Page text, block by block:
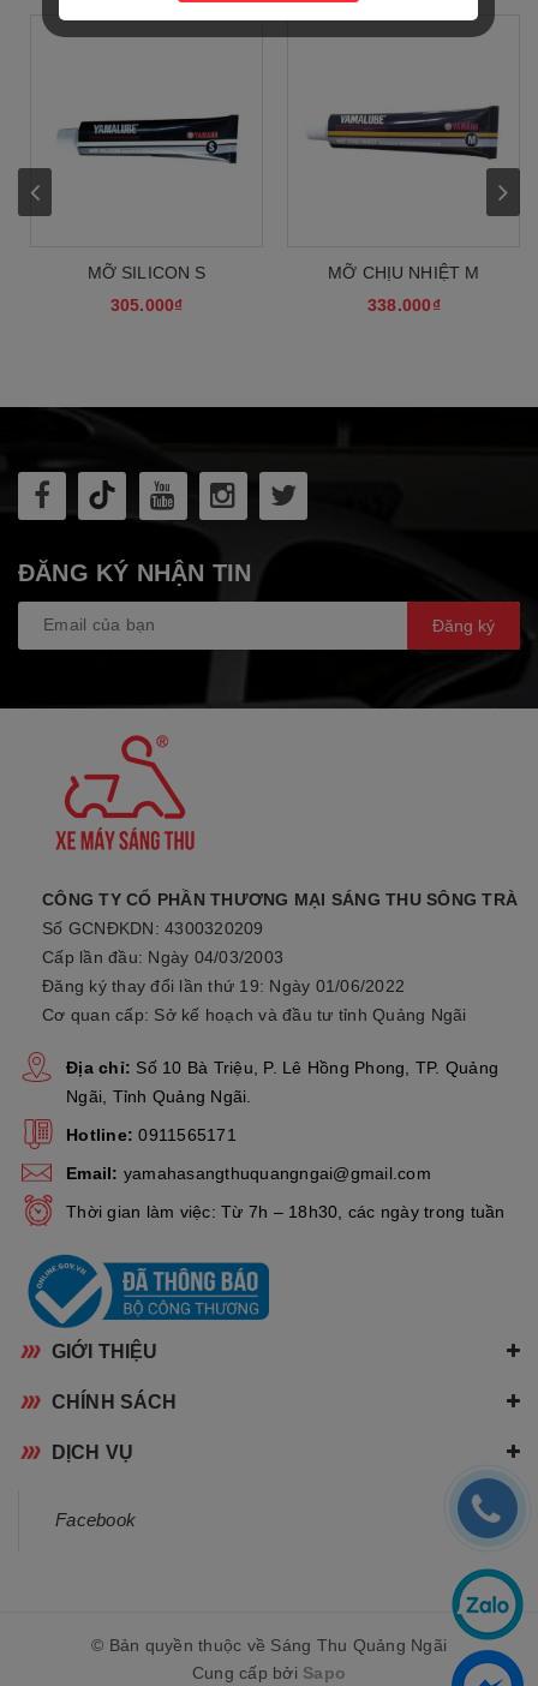
MỠ SILICON S
305.000₫
MỠ CHỊU NHIỆT M
338.000₫
ĐĂNG KÝ NHẬN TIN
Đăng ký
CÔNG TY CỔ PHẦN THƯƠNG MẠI SÁNG THU SÔNG TRÀ
Số GCNĐKDN: 4300320209
Cấp lần đầu: Ngày 04/03/2003
Đăng ký thay đổi lần thứ 19: Ngày 01/06/2022
Cơ quan cấp: Sở kế hoạch và đầu tư tỉnh Quảng Ngãi
Địa chỉ: Số 10 Bà Triệu, P. Lê Hồng Phong, TP. Quảng
Ngãi, Tỉnh Quảng Ngãi.
Hotline: 0911565171
Email: yamahasangthuquangngai@gmail.com
Thời gian làm việc: Từ 7h – 18h30, các ngày trong tuần
GIỚI THIỆU
CHÍNH SÁCH
DỊCH VỤ
Facebook
© Bản quyền thuộc về Sáng Thu Quảng Ngãi
Cung cấp bởi Sapo